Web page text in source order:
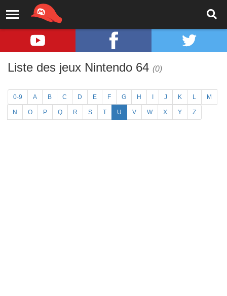
Liste des jeux Nintendo 64 (0)
0-9 A B C D E F G H J K L M
N O P Q R S T U V W X Y Z